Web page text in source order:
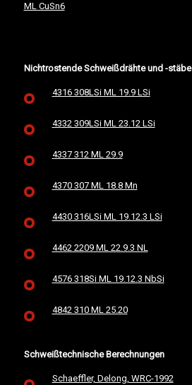
ML CuSn6
Nichtrostende Schweißdrähte und -stäbe
4316 308LSi ML 19.9 LSi
4332 309LSi ML 23.12 LSi
4337 312 ML 29.9
4370 307 ML 18.8 Mn
4430 316LSi ML 19.12.3 LSi
4462 2209 ML 22.9.3 NL
4576 318Si ML 19.12.3 NbSi
4842 310 ML 25.20
Schweißtechnische Berechnungen
Schaeffler, Delong, WRC-1992